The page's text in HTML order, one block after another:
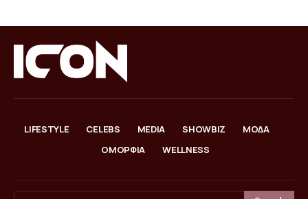
LIFESTYLE CELEBS MEDIA SHOWBIZ
ΜΟΔΑ
ΟΜΟΡΦΙΑ
WELLNESS